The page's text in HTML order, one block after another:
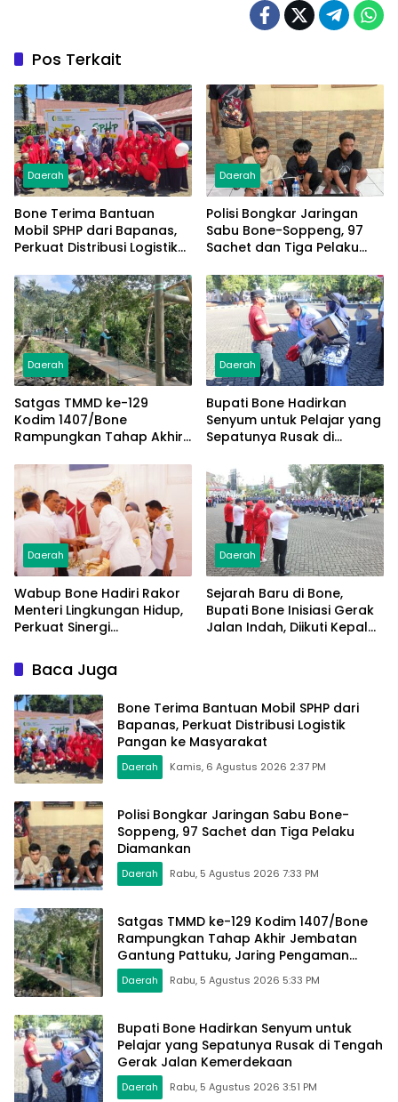
Pos Terkait
Daerah
Bone Terima Bantuan
Mobil SPHP dari Bapanas,
Perkuat Distribusi Logistik
Daerah
Polisi Bongkar Jaringan
Sabu Bone-Soppeng, 97
Sachet dan Tiga Pelaku
Daerah
Satgas TMMD ke-129
Kodim 1407/Bone
Rampungkan Tahap Akhir
Pattuku, Jaring Pengaman
Mulai Terpasang
Daerah
Bupati Bone Hadirkan
Senyum untuk Pelajar yang
Sepatunya Rusak di
Kemerdekaan
Daerah
Wabup Bone Hadiri Rakor
Menteri Lingkungan Hidup,
Perkuat Sinergi
Modern
Daerah
Sejarah Baru di Bone,
Bupati Bone Inisiasi Gerak
Jalan Indah, Diikuti Kepala
Baca Juga
Bone Terima Bantuan Mobil SPHP dari
Bapanas, Perkuat Distribusi Logistik
Pangan ke Masyarakat
Daerah Kamis, 6 Agustus 2026 2:37 PM
Polisi Bongkar Jaringan Sabu Bone-
Soppeng, 97 Sachet dan Tiga Pelaku
Diamankan
Daerah Rabu, 5 Agustus 2026 7:33 PM
Satgas TMMD ke-129 Kodim 1407/Bone
Rampungkan Tahap Akhir Jembatan
Gantung Pattuku, Jaring Pengaman
Mulai Terpasang
Daerah Rabu, 5 Agustus 2026 5:33 PM
Bupati Bone Hadirkan Senyum untuk
Pelajar yang Sepatunya Rusak di Tengah
Gerak Jalan Kemerdekaan
Daerah Rabu, 5 Agustus 2026 3:51 PM